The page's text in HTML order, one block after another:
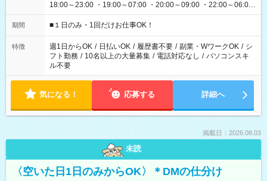
18:00～23:00 ・19:00～07:00 ・20:00～09:00 ・22:00～06:00
etc ★最短で3時間で5,120円のお仕事から 15時間で2万円近く稼
げるお仕事も！ ご希望のお時間に合わせてご紹介！ ※シフトは
ください！
期間 ■１日のみ・1回だけお仕事OK！
特徴 週1日からOK / 日払いOK / 履歴書不要 / 副業・WワークOK / シ
フト勤務 / 10名以上の大量募集 / 電話対応なし / パソコンスキ
ル不要
気になる！ 応募する 詳細へ
掲載日：2026.08.03
未読
〈空いた日1日のみからOK〉＊DMの仕分け